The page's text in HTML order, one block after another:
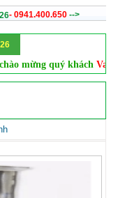
- 0941.400.650 -->
quý khách